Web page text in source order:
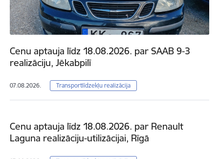
Cenu aptauja līdz 18.08.2026. par SAAB 9-3
realizāciju, Jēkabpilī
07.08.2026. Transportlīdzekļu realizācija
Cenu aptauja līdz 18.08.2026. par Renault
Laguna realizāciju-utilizācijai, Rīgā